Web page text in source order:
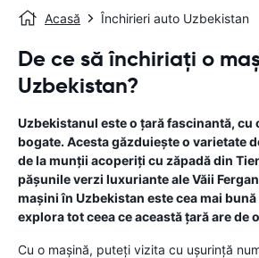
Acasă Închirieri auto Uzbekistan
De ce să închiriați o
Uzbekistan?
Uzbekistanul este o țară fascinantă,
bogate. Acesta găzduiește o varietate
de la munții acoperiți cu zăpadă din
pășunile verzi luxuriante ale Văii
mașini în Uzbekistan este cea mai
explora tot ceea ce această țară are de
Cu o mașină, puteți vizita cu ușurință